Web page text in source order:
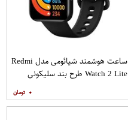
ساعت هوشمند شیائومی مدل Redmi
Watch 2 Lite طرح بند سلیکونی
۰